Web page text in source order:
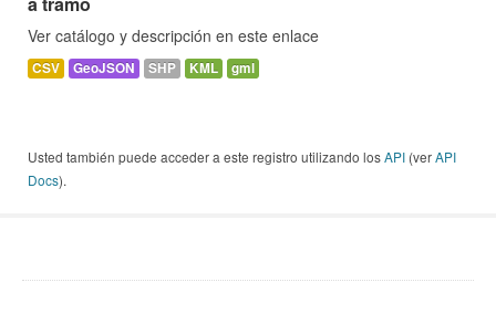
Ver catálogo y descripción en este enlace
CSV GeoJSON SHP KML gml
Usted también puede acceder a este registro utilizando losAPI (verAPI
Docs).